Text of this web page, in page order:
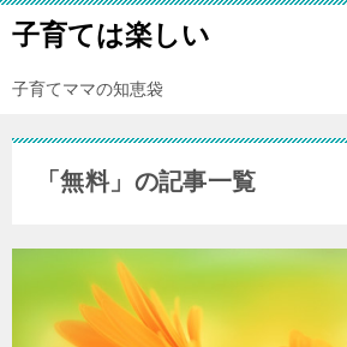
子育ては楽しい
子育てママの知恵袋
「無料」の記事一覧